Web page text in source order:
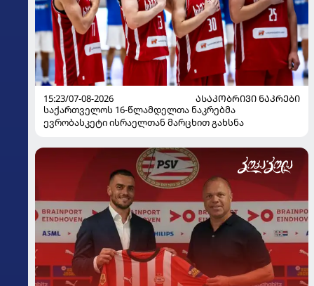
15:23/07-08-2026
ᲐᲡᲐᲙᲝᲑᲠᲘᲕᲘ ᲜᲐᲙᲠᲔᲑᲘ
საქართველოს 16-წლამდელთა ნაკრებმა
ევრობასკეტი ისრაელთან მარცხით გახსნა